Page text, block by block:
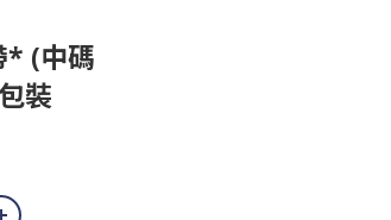
* (中碼
裝